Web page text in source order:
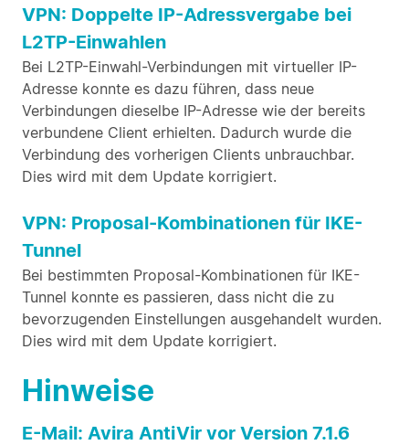
VPN: Doppelte IP-Adressvergabe bei
L2TP-Einwahlen
Bei L2TP-Einwahl-Verbindungen mit virtueller IP-
Adresse konnte es dazu führen, dass neue
Verbindungen dieselbe IP-Adresse wie der bereits
verbundene Client erhielten. Dadurch wurde die
Verbindung des vorherigen Clients unbrauchbar.
Dies wird mit dem Update korrigiert.
VPN: Proposal-Kombinationen für IKE-
Tunnel
Bei bestimmten Proposal-Kombinationen für IKE-
Tunnel konnte es passieren, dass nicht die zu
bevorzugenden Einstellungen ausgehandelt wurden.
Dies wird mit dem Update korrigiert.
Hinweise
E-Mail: Avira AntiVir vor Version 7.1.6